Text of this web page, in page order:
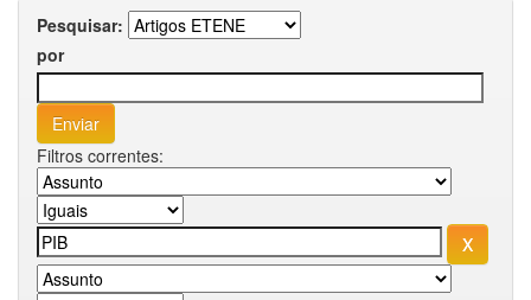
Pesquisar:
por
Filtros correntes: